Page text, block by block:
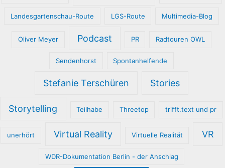
Landesgartenschau-Route LGS-Route Multimedia-Blog
Oliver Meyer Podcast PR Radtouren OWL
Sendenhorst Spontanhelfende
Stefanie Terschüren Stories
Storytelling Teilhabe Threetop trifft.text und pr
unerhört Virtual Reality Virtuelle Realität VR
WDR-Dokumentation Berlin - der Anschlag